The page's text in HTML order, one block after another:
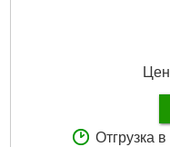
Отгрузка